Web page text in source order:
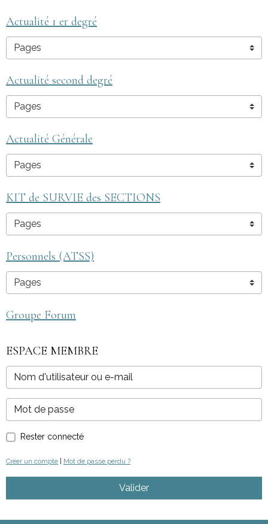
Actualité 1 er degré
Actualité second degré
Actualité Générale
KIT de SURVIE des SECTIONS
Personnels (ATSS)
Groupe Forum
ESPACE MEMBRE
Rester connecté
Créer un compte Mot de passe perdu ?
Valider